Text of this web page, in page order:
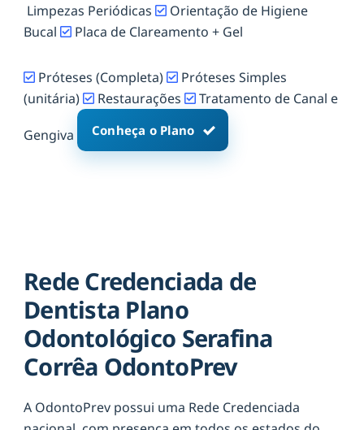
Limpezas Periódicas
Orientação de Higiene
Bucal
Placa de Clareamento + Gel
Próteses (Completa)
Próteses Simples
(unitária)
Restaurações Tratamento de Canal e
Gengiva Conheça o Plano
Rede Credenciada de
Dentista Plano
Odontológico Serafina
Corrêa OdontoPrev
A OdontoPrev possui uma Rede Credenciada